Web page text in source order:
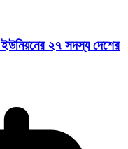
২৭ সদস্য দেশের